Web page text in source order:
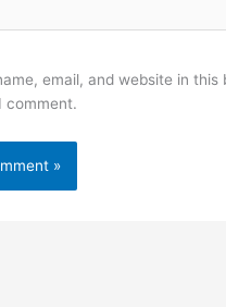
email, and website in this
comment.